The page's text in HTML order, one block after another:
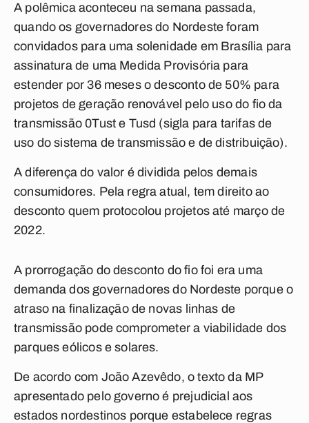
A polêmica aconteceu na semana passada,
quando os governadores do Nordeste foram
convidados para uma solenidade em Brasília para
assinatura de uma Medida Provisória para
estender por 36 meses o desconto de 50% para
projetos de geração renovável pelo uso do fio da
transmissão 0Tust e Tusd (sigla para tarifas de
uso do sistema de transmissão e de distribuição).
A diferença do valor é dividida pelos demais
consumidores. Pela regra atual, tem direito ao
desconto quem protocolou projetos até março de
2022.
A prorrogação do desconto do fio foi era uma
demanda dos governadores do Nordeste porque o
atraso na finalização de novas linhas de
transmissão pode comprometer a viabilidade dos
parques eólicos e solares.
De acordo com João Azevêdo, o texto da MP
apresentado pelo governo é prejudicial aos
estados nordestinos porque estabelece regras